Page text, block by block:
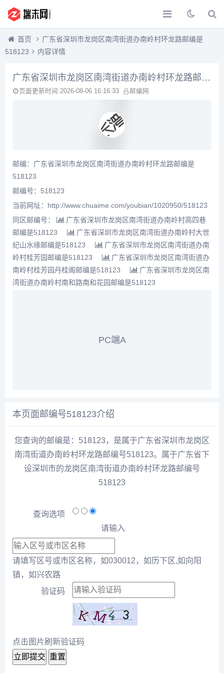
首页
广东省深圳市龙岗区南湾街道办南岭村环龙路邮编是
518123
内容详情
广东省深圳市龙岗区南湾街道办南岭村环龙路邮编是518123
页面更新时间:2026-08-06 16:16:33 邮编网
邮编：广东省深圳市龙岗区南湾街道办南岭村环龙路邮编是
518123
邮编号：518123
当前网址：http://www.chuaime.com/youbian/1020950/518123
同区邮编号：
广东省深圳市龙岗区南湾街道办南岭村高四巷
邮编是518123
广东省深圳市龙岗区南湾街道办南岭村大世
纪山水缘邮编是518123
广东省深圳市龙岗区南湾街道办南
岭村桂芳园邮编是518123
广东省深圳市龙岗区南湾街道办
南岭村桂芳园丹桂阁邮编是518123
广东省深圳市龙岗区南
湾街道办南岭村南和路南和花园邮编是518123
PC端A
本页面邮编号518123介绍
您查询的邮编是：518123，是属于广东省深圳市龙岗区
南湾街道办南岭村环龙路邮编号518123。属于广东省下
设深圳市的龙岗区南湾街道办南岭村环龙路邮编号
518123
查询选项
请输入
请填写区号或市区名称，如030012，如历下区,如向阳
镇，如兴农路
验证码
点击图片刷新验证码
立即提交 重置